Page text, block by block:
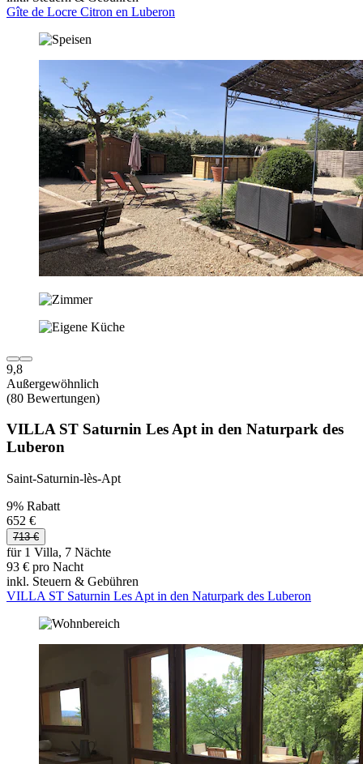
Gîte de Locre Citron en Luberon
9,8
Außergewöhnlich
(80 Bewertungen)
VILLA ST Saturnin Les Apt in den Naturpark des
Luberon
Saint-Saturnin-lès-Apt
9% Rabatt
652 €
713 €
für 1 Villa, 7 Nächte
93 € pro Nacht
inkl. Steuern & Gebühren
VILLA ST Saturnin Les Apt in den Naturpark des Luberon